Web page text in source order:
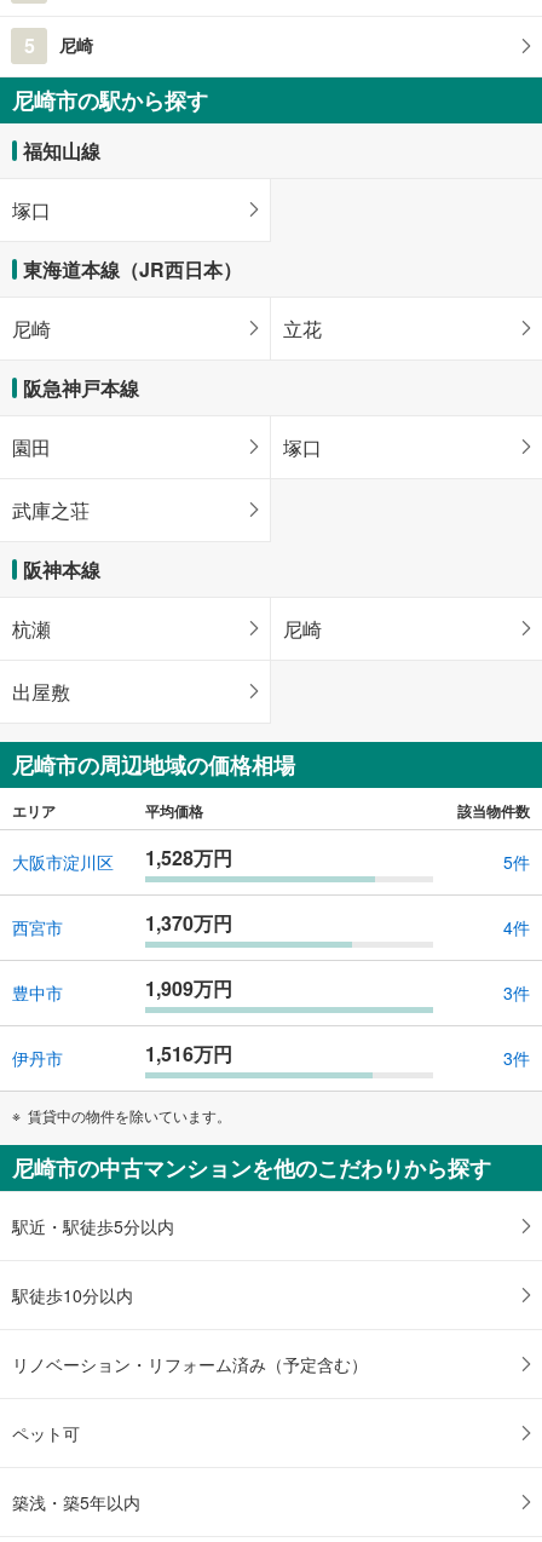
5 尼崎
尼崎市の駅から探す
福知山線
塚口
東海道本線（JR西日本）
尼崎 立花
阪急神戸本線
園田 塚口
武庫之荘
阪神本線
杭瀬 尼崎
出屋敷
尼崎市の周辺地域の価格相場
エリア 平均価格 該当物件数
大阪市淀川区 1,528万円 5件
西宮市 1,370万円 4件
豊中市 1,909万円 3件
伊丹市 1,516万円 3件
賃貸中の物件を除いています。
尼崎市の中古マンションを他のこだわりから探す
駅近・駅徒歩5分以内
駅徒歩10分以内
リノベーション・リフォーム済み（予定含む）
ペット可
築浅・築5年以内